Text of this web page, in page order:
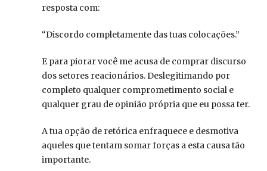
resposta com:
“Discordo completamente das tuas colocações.”
E para piorar você me acusa de comprar discurso
dos setores reacionários. Deslegitimando por
completo qualquer comprometimento social e
qualquer grau de opinião própria que eu possa ter.
A tua opção de retórica enfraquece e desmotiva
aqueles que tentam somar forças a esta causa tão
importante.